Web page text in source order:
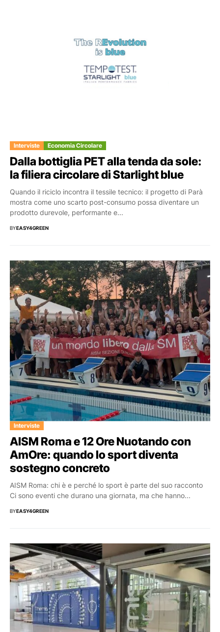
Interviste Economia Circolare
Dalla bottiglia PET alla tenda da sole:
la filiera circolare di Starlight blue
Quando il riciclo incontra il tessile tecnico: il progetto di Parà
mostra come uno scarto post-consumo possa diventare un
prodotto durevole, performante e...
BYEASY4GREEN
Interviste
AISM Roma e 12 Ore Nuotando con
AmOre: quando lo sport diventa
sostegno concreto
AISM Roma: chi è e perché lo sport è parte del suo racconto
Ci sono eventi che durano una giornata, ma che hanno...
BYEASY4GREEN